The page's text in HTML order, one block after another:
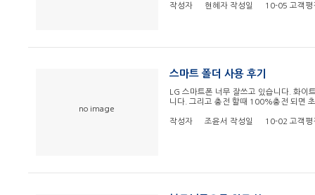
작성자 현혜자 작성일 10-05 고객평
no image
스마트 폴더 사용 후기
LG 스마트폰 너무 잘쓰고 있습니다. 화이
니다. 그리고 충전 할때 100%충전 되면
작성자 조윤서 작성일 10-02 고객평